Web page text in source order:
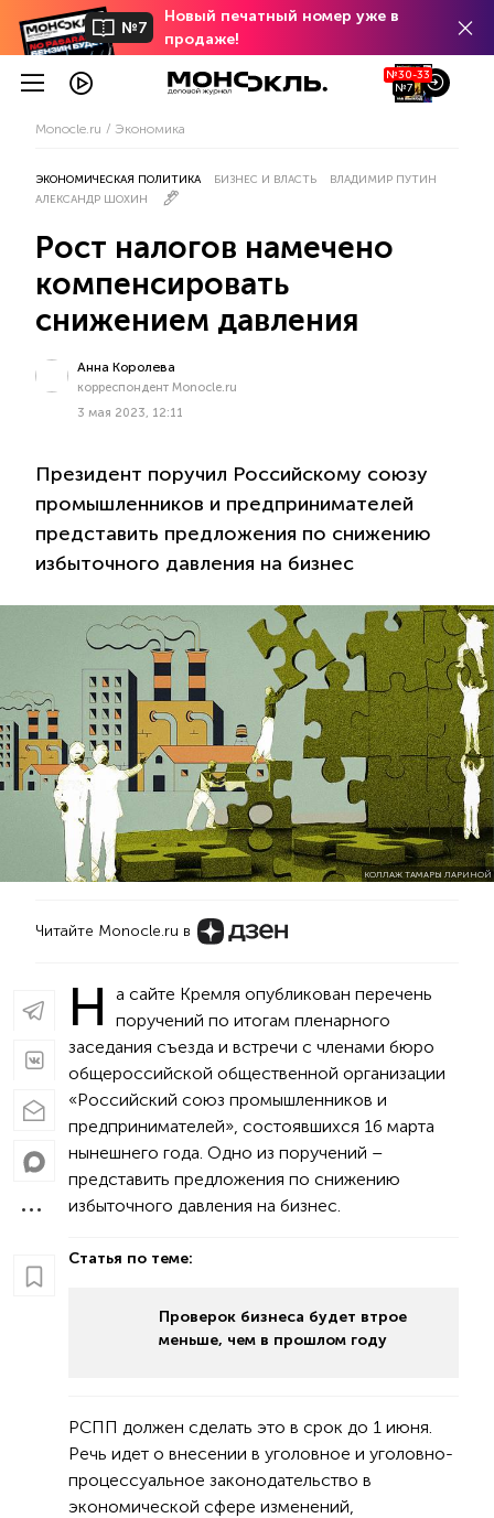
№7
Новый печатный номер уже в
продаже!
№30-33
№7
Monocle.ru Экономика
ЭКОНОМИЧЕСКАЯ ПОЛИТИКА БИЗНЕС И ВЛАСТЬ
ВЛАДИМИР ПУТИН
АЛЕКСАНДР ШОХИН
Рост налогов намечено
компенсировать
снижением давления
Анна Королева
корреспондент Monocle.ru
3 мая 2023, 12:11
Президент поручил Российскому союзу
промышленников и предпринимателей
представить предложения по снижению
избыточного давления на бизнес
КОЛЛАЖ ТАМАРЫ ЛАРИНОЙ
Читайте Monocle.ru в
Н
а сайте Кремля опубликован перечень
поручений по итогам пленарного
заседания съезда и встречи с членами бюро
общероссийской общественной организации
«Российский союз промышленников и
предпринимателей», состоявшихся 16 марта
нынешнего года. Одно из поручений –
представить предложения по снижению
избыточного давления на бизнес.
Статья по теме:
Проверок бизнеса будет втрое
меньше, чем в прошлом году
РСПП должен сделать это в срок до 1 июня.
Речь идет о внесении в уголовное и уголовно-
процессуальное законодательство в
экономической сфере изменений,